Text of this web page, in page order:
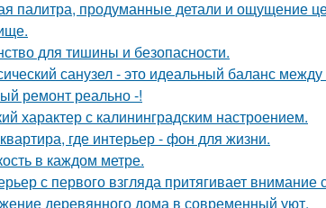
палитра, продуманные детали и ощущение
для тишины и безопасности.
санузел - это идеальный баланс
ремонт реально -!
характер с калининградским настроением.
где интерьер - фон для жизни.
в каждом метре.
с первого взгляда притягивает
деревянного дома в современный уют.